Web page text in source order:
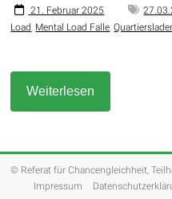
der
Stadt
21. Februar 2025
Load , Mental Load Falle,
Weiterlesen
© Referat für Chancengleichheit,
Impressum